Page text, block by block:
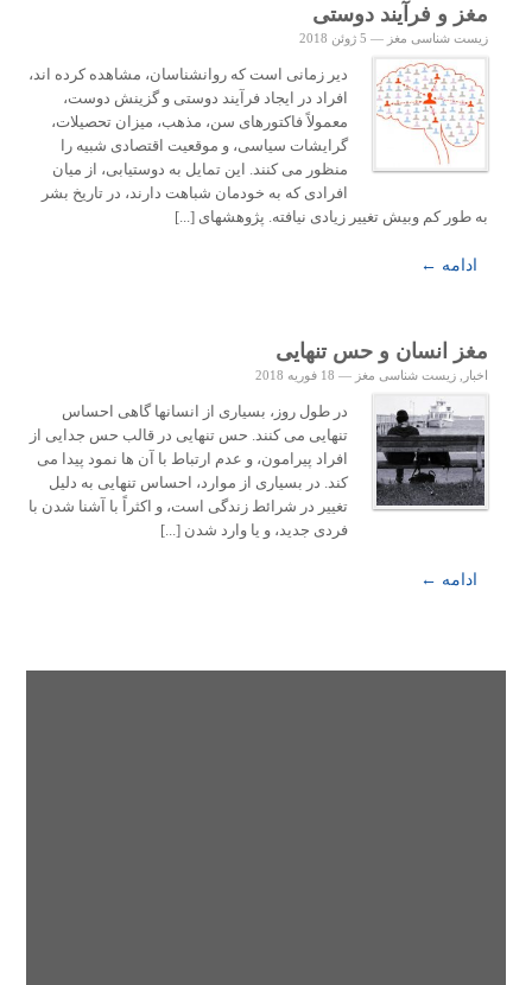
مغز و فرآیند دوستی
زیست شناسی مغز — 5 ژوئن 2018
دیر زمانی است که روانشناسان، مشاهده کرده اند،
افراد در ایجاد فرآیند دوستی و گزینش دوست،
معمولاً فاکتورهای سن، مذهب، میزان تحصیلات،
گرایشات سیاسی، و موقعیت اقتصادی شبیه را
منظور می کنند. این تمایل به دوستیابی، از میان
افرادی که به خودمان شباهت دارند، در تاریخ بشر
به طور کم وبیش تغییر زیادی نیافته. پژوهشهای [...]
ادامه ←
مغز انسان و حس تنهایی
اخبار زیست شناسی مغز — 18 فوریه 2018
در طول روز، بسیاری از انسانها گاهی احساس
تنهایی می کنند. حس تنهایی در قالب حس جدایی از
افراد پیرامون، و عدم ارتباط با آن ها نمود پیدا می
کند. در بسیاری از موارد، احساس تنهایی به دلیل
تغییر در شرائط زندگی است، و اکثراً با آشنا شدن با
فردی جدید، و یا وارد شدن [...]
ادامه ←